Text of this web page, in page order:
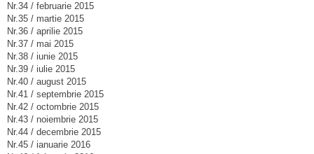
Nr.34 / februarie 2015
Nr.35 / martie 2015
Nr.36 / aprilie 2015
Nr.37 / mai 2015
Nr.38 / iunie 2015
Nr.39 / iulie 2015
Nr.40 / august 2015
Nr.41 / septembrie 2015
Nr.42 / octombrie 2015
Nr.43 / noiembrie 2015
Nr.44 / decembrie 2015
Nr.45 / ianuarie 2016